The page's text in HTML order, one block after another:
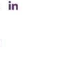
Ga naar de